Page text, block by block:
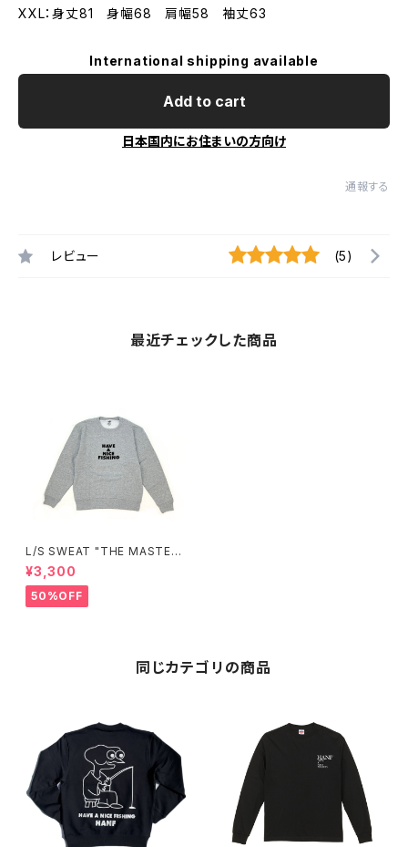
XXL：身丈81 身幅68 肩幅58 袖丈63
International shipping available
Add to cart
日本国内にお住まいの方向け
通報する
レビュー (5)
最近チェックした商品
L/S SWEAT "THE MASTER"
(GRAY)
¥3,300
50%OFF
同じカテゴリの商品